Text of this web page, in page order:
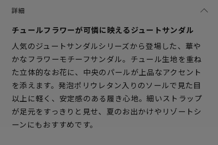
サイズを選択してください
詳細
チュールフラワーが可憐に映えるジュートサンダル
人気のジュートサンダルシリーズから登場した、華や
かなフラワーモチーフサンダル。チュール生地を重ね
た立体的なお花に、中央のパールが上品なアクセント
を添えます。発泡ポリウレタン入りのソールで見た目
以上に軽く、安定感のある履き心地。細いストラップ
が足元をすっきりと見せ、夏のお出かけやリゾートシ
ーンにもおすすめです。